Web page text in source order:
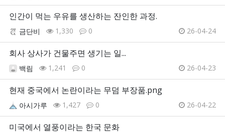
인간이 먹는 우유를 생산하는 잔인한 과정.
금단비 1,330 0 26-04-24
회사 상사가 건물주면 생기는 일...
백림 1,241 0 26-04-23
현재 중국에서 논란이라는 무덤 부장품.png
아시가루 1,427 0 26-04-22
미국에서 열풍이라는 한국 문화